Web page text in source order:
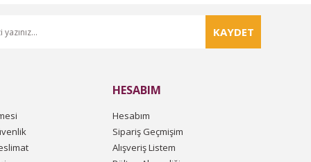
KAYDET
HESABIM
Hesabım
Sipariş Geçmişim
Alışveriş Listem